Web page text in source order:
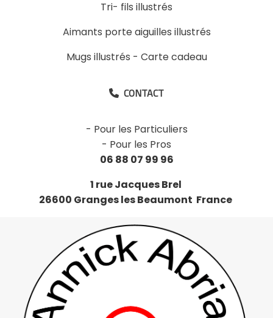
Tri- fils illustrés
Aimants porte aiguilles illustrés
Mugs illustrés - Carte cadeau
 CONTACT
- Pour les Particuliers
- Pour les Pros
06 88 07 99 96
1 rue Jacques Brel
26600 Granges les Beaumont France